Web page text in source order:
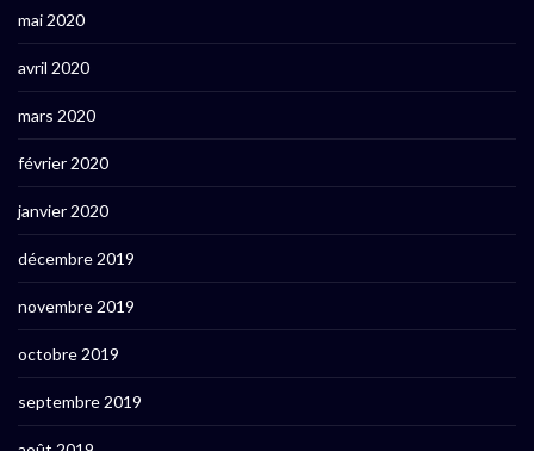
mai 2020
avril 2020
mars 2020
février 2020
janvier 2020
décembre 2019
novembre 2019
octobre 2019
septembre 2019